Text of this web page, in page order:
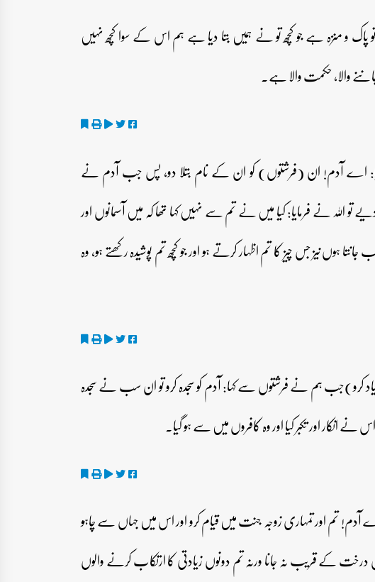
پاک و منزہ ہے جو کچھ تو نے ہمیں بتا دیا ہے ہم اس کے سوا کچھ نہیں
والا، حکمت والا ہے۔
اے آدم! ان (فرشتوں) کو ان کے نام بتلا دو، پس جب آدم نے
تو اللہ نے فرمایا: کیا میں نے تم سے نہیں کہا تھا کہ میں آسمانوں اور
ہوں نیز جس چیز کا تم اظہار کرتے ہو اور جو کچھ تم پوشیدہ رکھتے ہو، وہ
کرو)جب ہم نے فرشتوں سے کہا: آدم کو سجدہ کرو تو ان سب نے سجدہ
انکار اور تکبر کیا اور وہ کافروں میں سے ہو گیا۔
آدم! تم اور تمہاری زوجہ جنت میں قیام کرو اور اس میں جہاں سے چاہو
درخت کے قریب نہ جانا ورنہ تم دونوں زیادتی کا ارتکاب کرنے والوں